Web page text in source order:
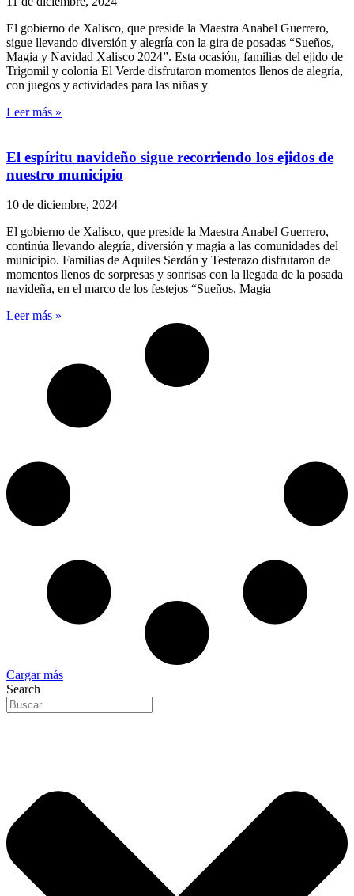
El gobierno de Xalisco, que preside la Maestra Anabel Guerrero,
sigue llevando diversión y alegría con la gira de posadas “Sueños,
Magia y Navidad Xalisco 2024”. Esta ocasión, familias del ejido de
Trigomil y colonia El Verde disfrutaron momentos llenos de alegría,
con juegos y actividades para las niñas y
Leer más »
El espíritu navideño sigue recorriendo los ejidos de
nuestro municipio
10 de diciembre, 2024
El gobierno de Xalisco, que preside la Maestra Anabel Guerrero,
continúa llevando alegría, diversión y magia a las comunidades del
municipio. Familias de Aquiles Serdán y Testerazo disfrutaron de
momentos llenos de sorpresas y sonrisas con la llegada de la posada
navideña, en el marco de los festejos “Sueños, Magia
Leer más »
Cargar más
Search